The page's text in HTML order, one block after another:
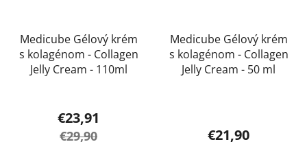
Medicube Gélový krém
s kolagénom - Collagen
Jelly Cream - 110ml
hodnotenie
produktu
€23,91
€29,90
Medicube Gélový krém
s kolagénom - Collagen
Jelly Cream - 50 ml
€21,90